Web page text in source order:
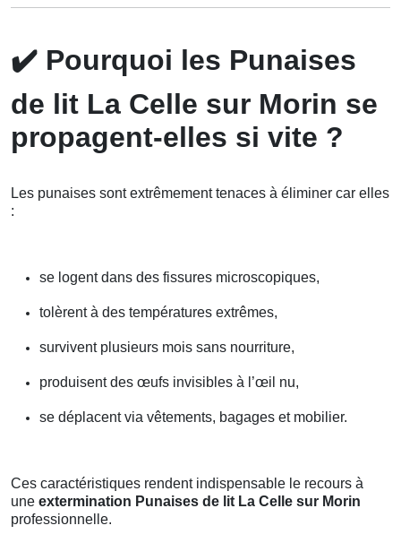
✔️ Pourquoi les Punaises
de lit La Celle sur Morin se
propagent-elles si vite ?
Les punaises sont extrêmement tenaces à éliminer car elles
:
se logent dans des fissures microscopiques,
tolèrent à des températures extrêmes,
survivent plusieurs mois sans nourriture,
produisent des œufs invisibles à l’œil nu,
se déplacent via vêtements, bagages et mobilier.
Ces caractéristiques rendent indispensable le recours à
une extermination Punaises de lit La Celle sur Morin
professionnelle.